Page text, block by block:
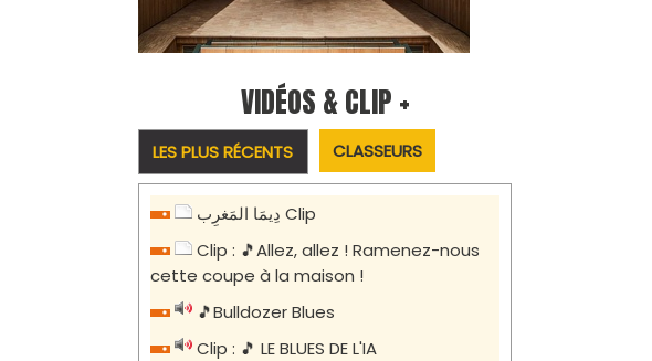
VIDÉOS & CLIP +
LES PLUS RÉCENTS CLASSEURS
دِيمَا المَغرِب Clip
Clip : 🎵Allez, allez ! Ramenez-nous
cette coupe à la maison !
🎵Bulldozer Blues
Clip : 🎵 LE BLUES DE L'IA